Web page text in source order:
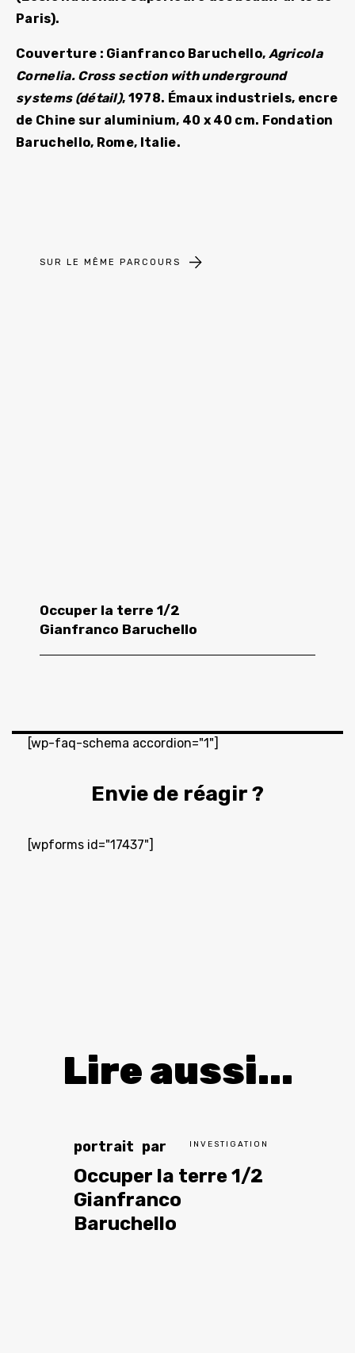
Paris).
Couverture : Gianfranco Baruchello, Agricola
Cornelia. Cross section with underground
systems (détail), 1978. Émaux industriels, encre
de Chine sur aluminium, 40 x 40 cm. Fondation
Baruchello, Rome, Italie.
SUR LE MÊME PARCOURS
Occuper la terre 1/2
Gianfranco Baruchello
[wp-faq-schema accordion="1"]
Envie de réagir ?
[wpforms id="17437"]
Lire aussi...
INVESTIGATION
portrait par
Occuper la terre 1/2
Gianfranco
Baruchello